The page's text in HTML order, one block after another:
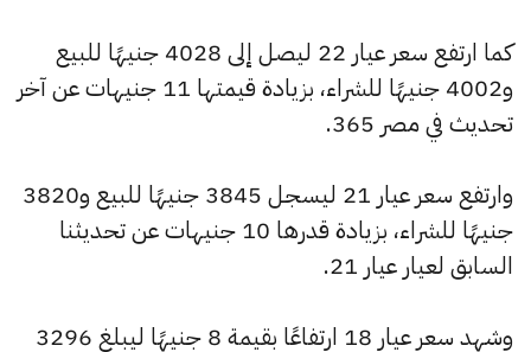
كما ارتفع سعر عيار 22 ليصل إلى 4028 جنيهًا للبيع
و4002 جنيهًا للشراء، بزيادة قيمتها 11 جنيهات عن آخر
تحديث في مصر 365.
وارتفع سعر عيار 21 ليسجل 3845 جنيهًا للبيع و3820
جنيهًا للشراء، بزيادة قدرها 10 جنيهات عن تحديثنا
السابق لعيار عيار 21.
وشهد سعر عيار 18 ارتفاعًا بقيمة 8 جنيهًا ليبلغ 3296